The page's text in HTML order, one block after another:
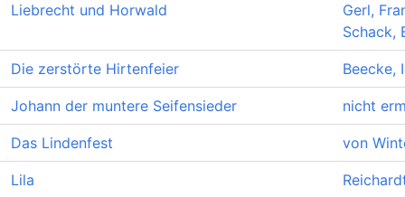
Liebrecht und Horwald
Gerl,
Schack,
Die zerstörte Hirtenfeier Beecke,
Johann der muntere Seifensieder nicht
Das Lindenfest von
Lila